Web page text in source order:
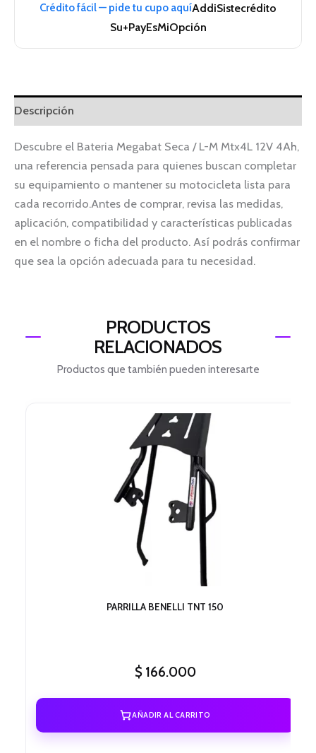
Crédito fácil — pide tu cupo aquíAddiSistecrédito
Su+PayEsMiOpción
Descripción
Descubre el Bateria Megabat Seca / L-M Mtx4L 12V 4Ah,
una referencia pensada para quienes buscan completar
su equipamiento o mantener su motocicleta lista para
cada recorrido.Antes de comprar, revisa las medidas,
aplicación, compatibilidad y características publicadas
en el nombre o ficha del producto. Así podrás confirmar
que sea la opción adecuada para tu necesidad.
PRODUCTOS
RELACIONADOS
Productos que también pueden interesarte
PARRILLA BENELLI TNT 150
$166.000
AÑADIR AL CARRITO